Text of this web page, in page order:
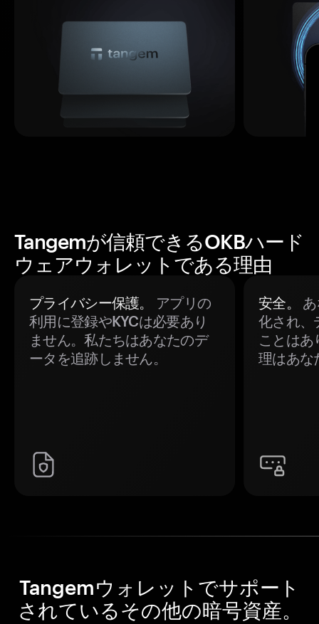
Tangemが信頼できるOKBハード
ウェアウォレットである理由
プライバシー保護。
アプリの
利用に登録やKYCは必要あり
ません。私たちはあなたのデ
ータを追跡しません。
安全。
化され、
ことはあ
理はあな
Tangemウォレットでサポート
されているその他の暗号資産。